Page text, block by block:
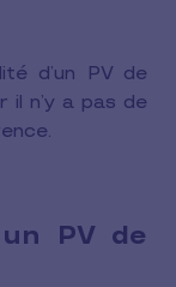
d’un PV de
il n’y a pas de
PV de